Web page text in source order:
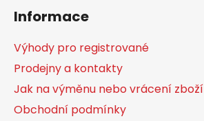
Informace
Výhody pro registrované
Prodejny a kontakty
Jak na výměnu nebo vrácení zboží
Obchodní podmínky